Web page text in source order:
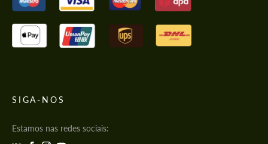
SIGA-NOS
Estamos nas redes sociais: